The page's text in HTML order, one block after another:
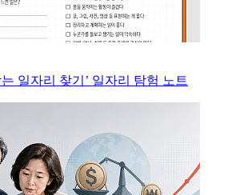
는 일자리 찾기’ 일자리 탐험 노트